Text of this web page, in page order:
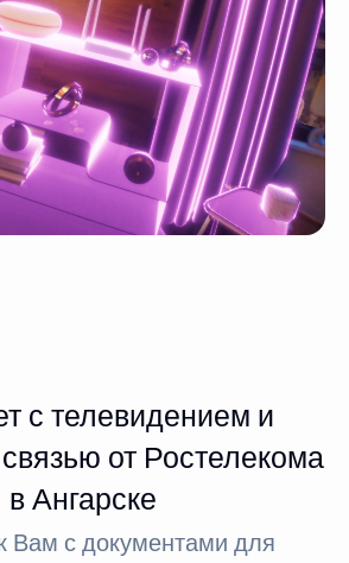
с телевидением и
от Ростелекома
в Ангарске
Вам с документами для